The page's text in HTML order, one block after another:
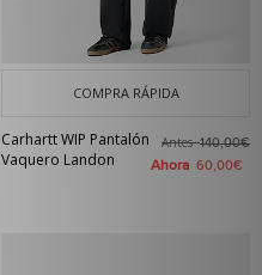
COMPRA RÁPIDA
Carhartt WIP Pantalón
Vaquero Landon
Antes140,00€
Ahora 60,00€